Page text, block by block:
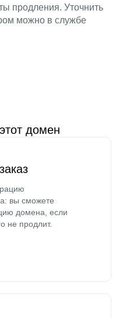
продления. Уточнить
можно в службе
домен
вы сможете
домена, если
не продлит.